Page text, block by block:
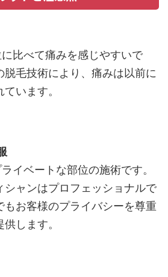
比べて痛みを感じやすいで
毛技術により、痛みは以前に
います。
イベートな部位の施術です。
シャンはプロフェッショナルで
もお客様のプライバシーを尊重
します。